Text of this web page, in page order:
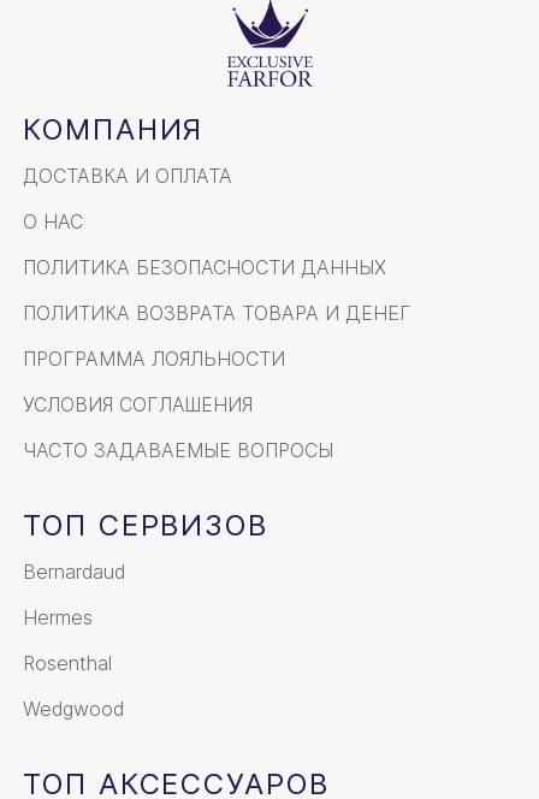
КОМПАНИЯ
ДОСТАВКА И ОПЛАТА
О НАС
ПОЛИТИКА БЕЗОПАСНОСТИ ДАННЫХ
ПОЛИТИКА ВОЗВРАТА ТОВАРА И ДЕНЕГ
ПРОГРАММА ЛОЯЛЬНОСТИ
УСЛОВИЯ СОГЛАШЕНИЯ
ЧАСТО ЗАДАВАЕМЫЕ ВОПРОСЫ
ТОП СЕРВИЗОВ
Bernardaud
Hermes
Rosenthal
Wedgwood
ТОП АКСЕССУАРОВ